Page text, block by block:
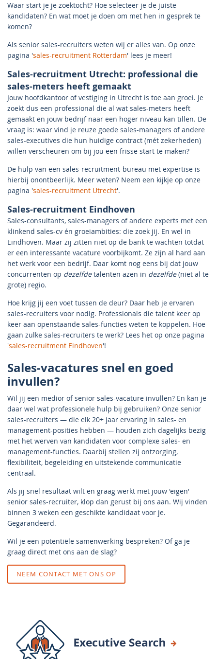
Waar start je je zoektocht? Hoe selecteer je de juiste
kandidaten? En wat moet je doen om met hen in gesprek te
komen?
Als senior sales-recruiters weten wij er alles van. Op onze
pagina 'sales-recruitment Rotterdam' lees je meer!
Sales-recruitment Utrecht: professional die
sales-meters heeft gemaakt
Jouw hoofdkantoor of vestiging in Utrecht is toe aan groei. Je
zoekt dus een professional die al wat sales-meters heeft
gemaakt en jouw bedrijf naar een hoger niveau kan tillen. De
vraag is: waar vind je reuze goede sales-managers of andere
sales-executives die hun huidige contract (mét zekerheden)
willen verscheuren om bij jou een frisse start te maken?
De hulp van een sales-recruitment-bureau met expertise is
hierbij onontbeerlijk. Meer weten? Neem een kijkje op onze
pagina 'sales-recruitment Utrecht'.
Sales-recruitment Eindhoven
Sales-consultants, sales-managers of andere experts met een
klinkend sales-cv én groeiambities: die zoek jij. En wel in
Eindhoven. Maar zij zitten niet op de bank te wachten totdat
er een interessante vacature voorbijkomt. Ze zijn al hard aan
het werk voor een bedrijf. Daar komt nog eens bij dat jouw
concurrenten op dezelfdetalenten azen in dezelfde(niet al te
grote) regio.
Hoe krijg jij een voet tussen de deur? Daar heb je ervaren
sales-recruiters voor nodig. Professionals die talent keer op
keer aan openstaande sales-functies weten te koppelen. Hoe
gaan zulke sales-recruiters te werk? Lees het op onze pagina
'sales-recruitment Eindhoven'!
Sales-vacatures snel en goed
invullen?
Wil jij een medior of senior sales-vacature invullen? En kan je
daar wel wat professionele hulp bij gebruiken? Onze senior
sales-recruiters — die elk 20+ jaar ervaring in sales- en
management-posities hebben — houden zich dagelijks bezig
met het werven van kandidaten voor complexe sales- en
management-functies. Daarbij stellen zij ontzorging,
flexibiliteit, begeleiding en uitstekende communicatie
centraal.
Als jij snel resultaat wilt en graag werkt met jouw 'eigen'
senior sales-recruiter, klop dan gerust bij ons aan. Wij vinden
binnen 3 weken een geschikte kandidaat voor je.
Gegarandeerd.
Wil je een potentiële samenwerking bespreken? Of ga je
graag direct met ons aan de slag?
NEEM CONTACT MET ONS OP